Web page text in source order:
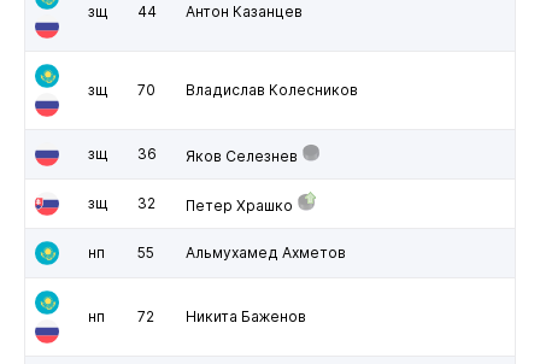
зщ 44 Антон Казанцев
зщ 70 Владислав Колесников
зщ 36 Яков Селезнев
зщ 32 Петер Храшко
нп 55 Альмухамед Ахметов
нп 72 Никита Баженов